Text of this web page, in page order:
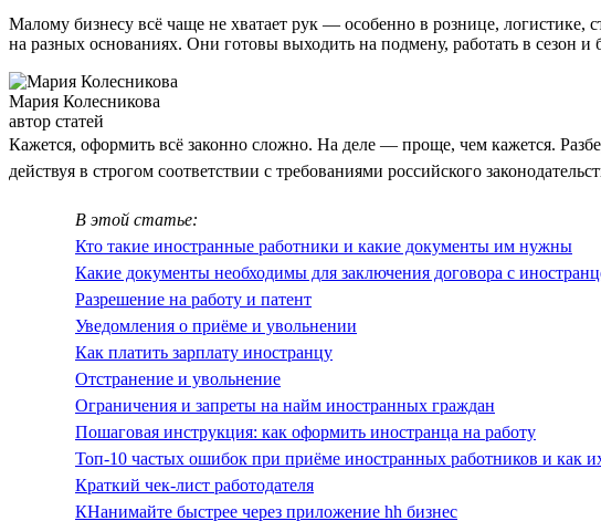
Малому бизнесу всё чаще не хватает рук — особенно в рознице,
на разных основаниях. Они готовы выходить на подмену, работать в сезон и
Мария Колесникова
автор статей
Кажется, оформить всё законно сложно. На деле — проще, чем кажется.
действуя в строгом соответствии с требованиями российского
В этой статье:
Кто такие иностранные работники и какие документы им нужны
Какие документы необходимы для заключения договора с
Разрешение на работу и патент
Уведомления о приёме и увольнении
Как платить зарплату иностранцу
Отстранение и увольнение
Ограничения и запреты на найм иностранных граждан
Пошаговая инструкция: как оформить иностранца на работу
Топ-10 частых ошибок при приёме иностранных работников и как
Краткий чек-лист работодателя
КНанимайте быстрее через приложение hh бизнес